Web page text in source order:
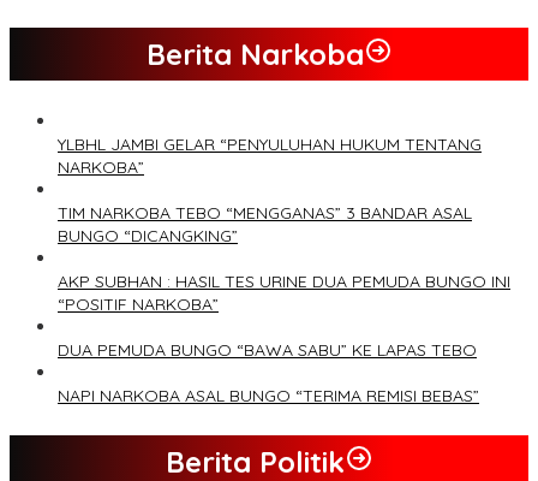
Berita Narkoba
YLBHL JAMBI GELAR “PENYULUHAN HUKUM TENTANG
NARKOBA”
TIM NARKOBA TEBO “MENGGANAS” 3 BANDAR ASAL
BUNGO “DICANGKING”
AKP SUBHAN : HASIL TES URINE DUA PEMUDA BUNGO INI
“POSITIF NARKOBA”
DUA PEMUDA BUNGO “BAWA SABU” KE LAPAS TEBO
NAPI NARKOBA ASAL BUNGO “TERIMA REMISI BEBAS”
Berita Politik